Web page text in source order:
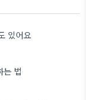
있어요
는 법